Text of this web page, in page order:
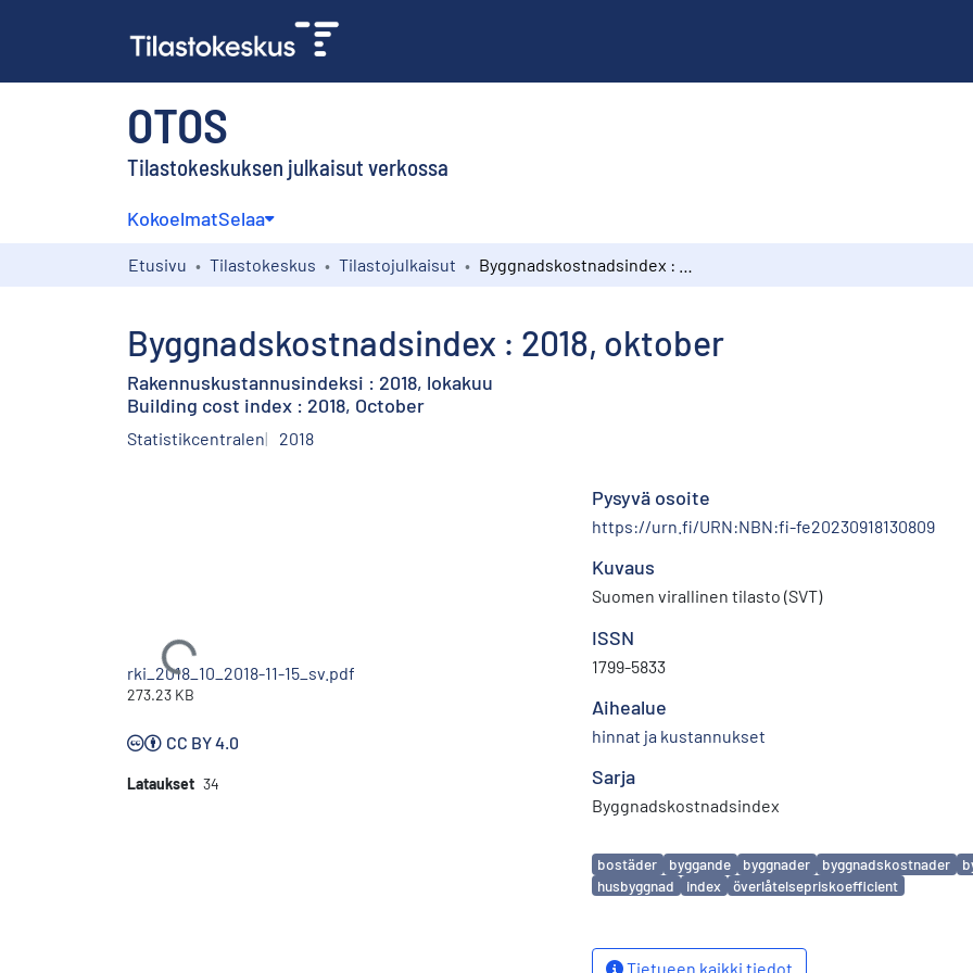
OTOS
Tilastokeskuksen julkaisut verkossa
KokoelmatSelaa
Etusivu Tilastokeskus Tilastojulkaisut
Byggnadskostnadsindex : 2018, oktober
Rakennuskustannusindeksi : 2018, lokakuu
Building cost index : 2018, October
Statistikcentralen 2018
Ladataan...
rki_2018_10_2018-11-15_sv.pdf
273.23 KB
CC BY 4.0
Lataukset 34
Pysyvä osoite
https://urn.fi/URN:NBN:fi-fe20230918130809
Kuvaus
Suomen virallinen tilasto (SVT)
ISSN
1799-5833
Aihealue
hinnat ja kustannukset
Sarja
Byggnadskostnadsindex
Avainsanat
bostäder byggande byggnader byggnadskostnader
husbyggnad
index överlåtelsepriskoefficient
Tietueen kaikki tiedot